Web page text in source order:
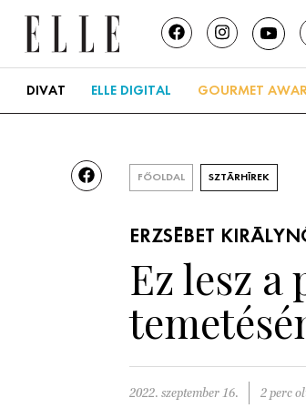
DIVAT ELLE DIGITAL GOURMET
FŐOLDAL SZTÁRHÍREK
ERZSÉBET
Ez lesz
2022. szeptember 16. 2 perc